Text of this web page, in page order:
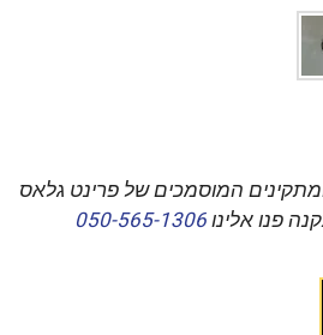
המוסמכים של פרינט גלאס
פנו אלינו050-565-1306